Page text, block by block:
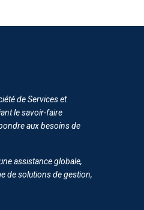
de Services et
le savoir-faire
aux besoins de
assistance globale,
de solutions de gestion,